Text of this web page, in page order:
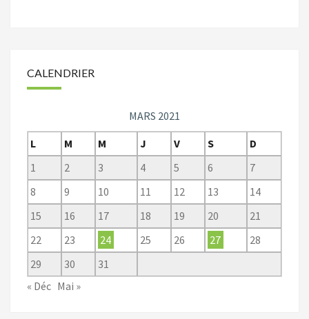
CALENDRIER
MARS 2021
L
M M J V S
D
1
2 3 4 5 6
7
8
9 10 11 12 13
14
15
16 17 18 19 20
21
22
23 24 25 26 27
28
29
30
31
« Déc Mai »